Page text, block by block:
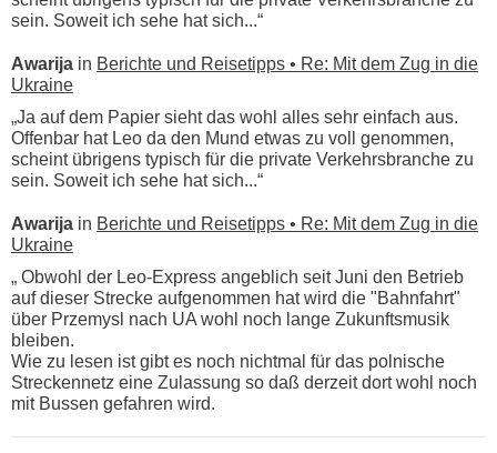
sein. Soweit ich sehe hat sich...“
Awarija in Berichte und Reisetipps • Re: Mit dem Zug in die
Ukraine
„Ja auf dem Papier sieht das wohl alles sehr einfach aus.
Offenbar hat Leo da den Mund etwas zu voll genommen,
scheint übrigens typisch für die private Verkehrsbranche zu
sein. Soweit ich sehe hat sich...“
Awarija in Berichte und Reisetipps • Re: Mit dem Zug in die
Ukraine
„ Obwohl der Leo-Express angeblich seit Juni den Betrieb
auf dieser Strecke aufgenommen hat wird die "Bahnfahrt"
über Przemysl nach UA wohl noch lange Zukunftsmusik
bleiben.
Wie zu lesen ist gibt es noch nichtmal für das polnische
Streckennetz eine Zulassung so daß derzeit dort wohl noch
mit Bussen gefahren wird.